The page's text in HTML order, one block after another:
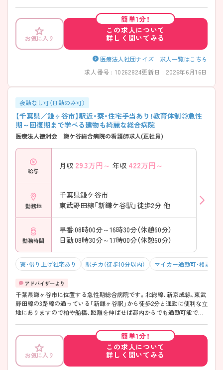
お気に入り
簡単1分！
この求人について
詳しく聞いてみる
医療法人社団ナイズ 求人一覧はこちら
求人番号 : 10262824更新日 : 2026年6月16日
夜勤なし可（日勤のみ可）
【千葉県／鎌ヶ谷市】駅近・寮・住宅手当あり！教育体制◎急性
期～回復期まで学べる建物も綺麗な総合病院
医療法人徳洲会 鎌ケ谷総合病院の看護師求人(正社員)
給与
月収 29.3万円～ 年収 422万円～
勤務地
千葉県鎌ケ谷市
東武野田線「新鎌ケ谷駅」徒歩2分 他
勤務時間
早番:08時00分～16時30分（休憩60分）
日勤:08時30分～17時00分（休憩60分）
寮・借り上げ社宅あり 駅チカ（徒歩10分以内） マイカー通勤可・相談可
千葉県鎌ヶ谷市に位置する急性期総合病院です。北総線、新京成線、東武
野田線の3路線の通っている「新鎌ヶ谷駅」から徒歩2分と通勤に便利な立
地にありますので柏や船橋、距離を伸ばせば都内からでも通勤可能で
をしており、病院前に送迎バスが来ますので、お子様がいらっしゃる方も
安心して働くことができる環境です。 強みとしては消化器外科・緩和ケ
アが強みですが「ザ・バランス型」の病院ですので、症例や勉強など幅広
く学びたい方にも非常にオススメです！
お気に入り
簡単1分！
この求人について
詳しく聞いてみる